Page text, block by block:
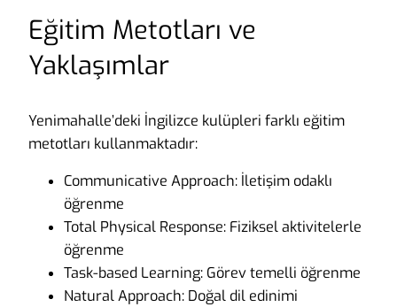
Eğitim Metotları ve
Yaklaşımlar
Yenimahalle’deki İngilizce kulüpleri farklı eğitim
metotları kullanmaktadır:
Communicative Approach: İletişim odaklı
öğrenme
Total Physical Response: Fiziksel aktivitelerle
öğrenme
Task-based Learning: Görev temelli öğrenme
Natural Approach: Doğal dil edinimi